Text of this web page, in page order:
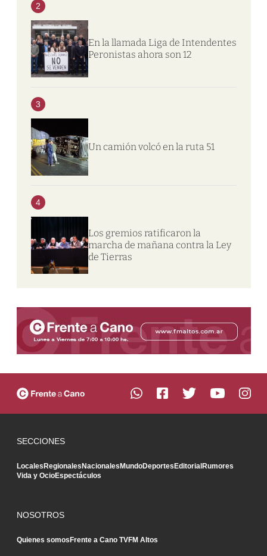
2
En la llamada Liga de Intendentes
Peronistas ahora son 12
3
Un camión volcó en la ruta 51
4
Los gremios ratificaron la
marcha de mañana contra la Ley
de Tierras
SECCIONES
LocalesRegionalesNacionalesMundoDeportesEditorialRumores
Vida y OcioEspectáculos
NOSOTROS
Quienes somosFrente a Cano TVFM Altos